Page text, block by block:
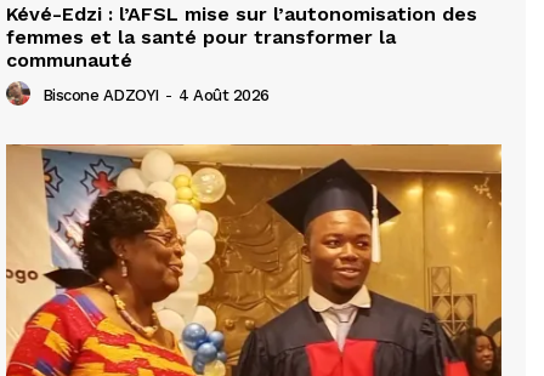
Kévé-Edzi : l’AFSL mise sur l’autonomisation des
femmes et la santé pour transformer la
communauté
Biscone ADZOYI - 4 Août 2026